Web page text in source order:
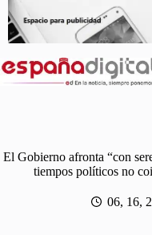
contenido
El Gobierno afronta “con
tiempos políticos no
06, 16,